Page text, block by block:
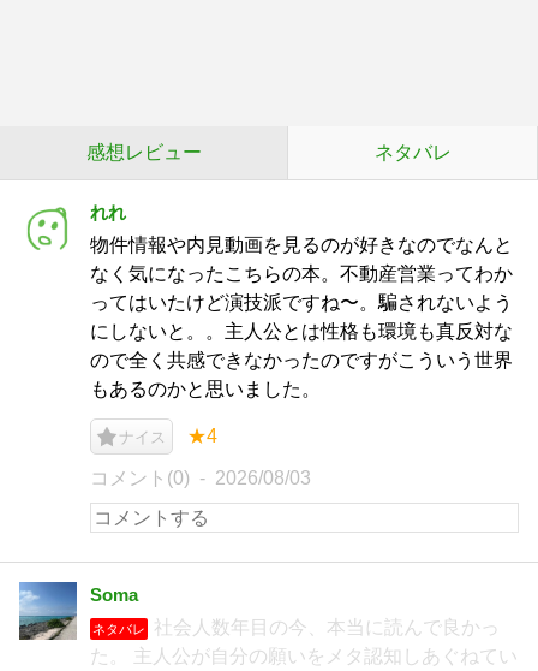
感想レビュー ネタバレ
れれ
物件情報や内見動画を見るのが好きなのでなんと
なく気になったこちらの本。不動産営業ってわか
ってはいたけど演技派ですね〜。騙されないよう
にしないと。。主人公とは性格も環境も真反対な
ので全く共感できなかったのですがこういう世界
もあるのかと思いました。
ナイス ★4
コメント(0) 2026/08/03
Soma
ネタバレ
社会人数年目の今、本当に読んで良かっ
た。 主人公が自分の願いをメタ認知しあぐねてい